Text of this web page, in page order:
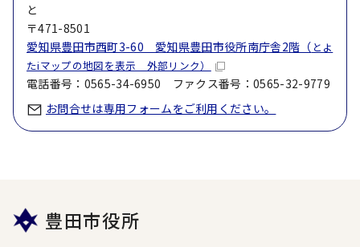
と
〒471-8501
愛知県豊田市西町3-60 愛知県豊田市役所南庁舎2階（ とよ
たiマップの地図を表示 外部リンク）
電話番号：0565-34-6950 ファクス番号：0565-32-9779
お問合せは専用フォームをご利用ください。
豊田市役所